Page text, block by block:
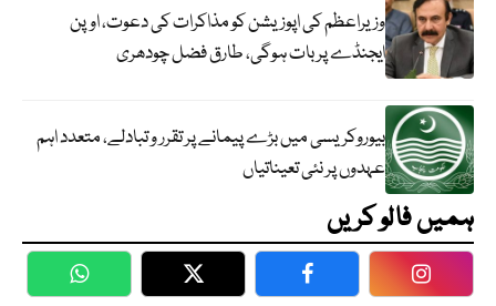
وزیراعظم کی اپوزیشن کو مذاکرات کی دعوت، اوپن
ایجنڈے پر بات ہوگی، طارق فضل چودھری
بیوروکریسی میں بڑے پیمانے پر تقرر و تبادلے، متعدد اہم
عہدوں پر نئی تعیناتیاں
ہمیں فالو کریں
WhatsApp Twitter Facebook